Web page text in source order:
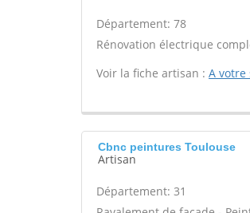
Département: 78
Rénovation électrique
Voir la fiche artisan : A votre
Cbnc peintures Toulouse
Artisan
Département: 31